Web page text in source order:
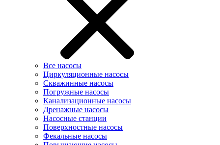
Все насосы
Циркуляционные насосы
Скважинные насосы
Погружные насосы
Канализационные насосы
Дренажные насосы
Насосные станции
Поверхностные насосы
Фекальные насосы